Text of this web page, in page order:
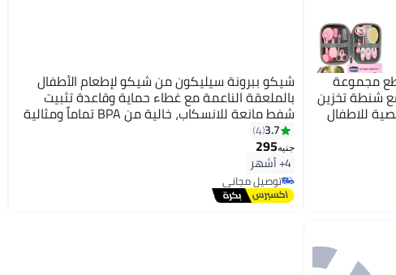
العناية بالطفل 13 قطع مجموعة
شنطة تخزين
للاطفال
شيكو ببرونة سيليكون من شيكو لإطعام الأطفال
بالملعقة الناعمة مع غطاء حماية وقاعدة تثبيت
شفط مانعة للانسكاب، خالية من BPA تماماً ومثالية
للأطعمة اللينة والحبوب.
3.7
4
جنيه295
4+ أشهر
توصيل مجاني
توصيل مجاني